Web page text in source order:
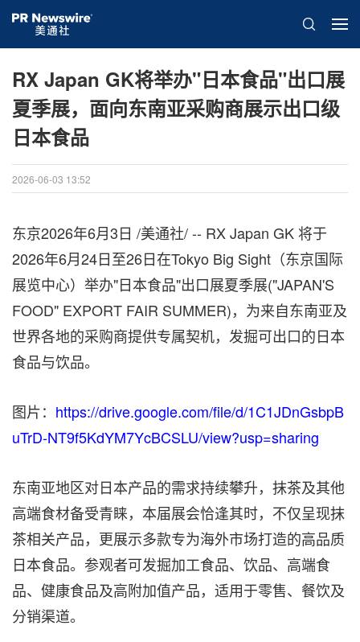
RX Japan GK将举办"日本食品"出口展
夏季展，面向东南亚采购商展示出口级
日本食品
2026-06-03 13:52
东京2026年6月3日 /美通社/ -- RX Japan GK 将于
2026年6月24日至26日在Tokyo Big Sight（东京国际
展览中心）举办"日本食品"出口展夏季展("JAPAN'S
FOOD" EXPORT FAIR SUMMER)，为来自东南亚及
世界各地的采购商提供专属契机，发掘可出口的日本
食品与饮品。
图片： https://drive.google.com/file/d/1C1JDnGsbpB
uTrD-NT9f5KdYM7YcBCSLU/view?usp=sharing
东南亚地区对日本产品的需求持续攀升，抹茶及其他
高端食材备受青睐，本届展会恰逢其时，不仅呈现抹
茶相关产品，更展示多款专为海外市场打造的高品质
日本食品。参观者可发掘加工食品、饮品、高端食
品、健康食品及高附加值产品，适用于零售、餐饮及
分销渠道。